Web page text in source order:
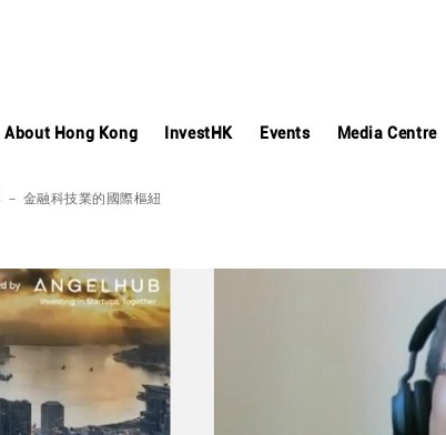
About Hong Kong InvestHK Events Media Centre
－ 金融科技業的國際樞紐